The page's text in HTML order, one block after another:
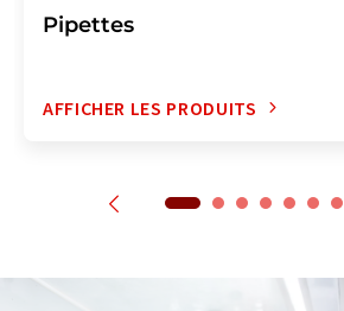
Pipettes
AFFICHER LES PRODUITS